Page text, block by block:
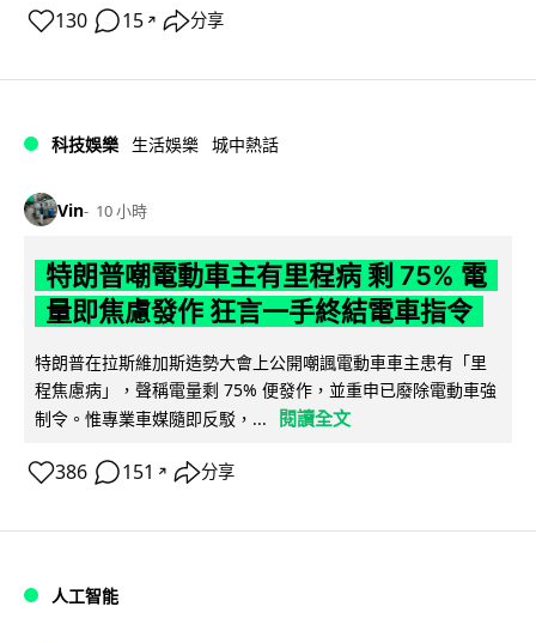
130 15 ↗ 分享
科技娛樂 生活娛樂 城中熱話
Vin 10 小時
特朗普嘲電動車主有里程病 剩 75% 電
量即焦慮發作 狂言一手終結電車指令
特朗普在拉斯維加斯造勢大會上公開嘲諷電動車車主患有「里
程焦慮病」，聲稱電量剩 75% 便發作，並重申已廢除電動車強
制令。惟專業車媒隨即反駁，...
閱讀全文
386 151 ↗ 分享
人工智能